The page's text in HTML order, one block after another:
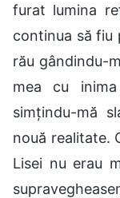
furat lumina
continua să fiu
rău gândindu-
mea cu
simțindu-mă
nouă realitate.
Lisei nu erau